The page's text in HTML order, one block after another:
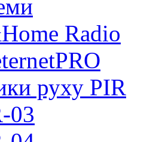
Radio
руху PIR
03